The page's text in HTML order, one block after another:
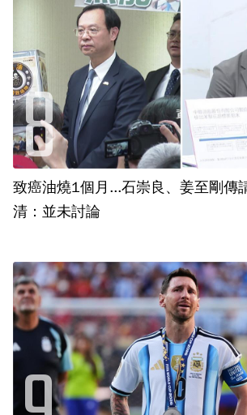
致癌油燒1個月...石崇良、姜至剛傳請辭？ 行
清：並未討論